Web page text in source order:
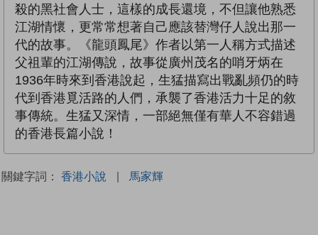
殺的黑社會人士，這樣的成長還境，不但讓他熟悉
江湖情懷，更常常想著自己應該替灣仔人說出那一
代的故事。《龍頭鳳尾》作者以第一人稱方式描述
父祖輩的江湖傳說，故事從廣州茂名的哨牙炳在
1936年時來到香港說起，生猛描寫出戰亂頻仍的時
代到香港覓活路的人們，承襲了香港活力十足的敘
事傳統。生猛又深情，一部絕無僅有華人不容錯過
的香港長篇小說！
關鍵字詞： 香港小說 | 馬家輝